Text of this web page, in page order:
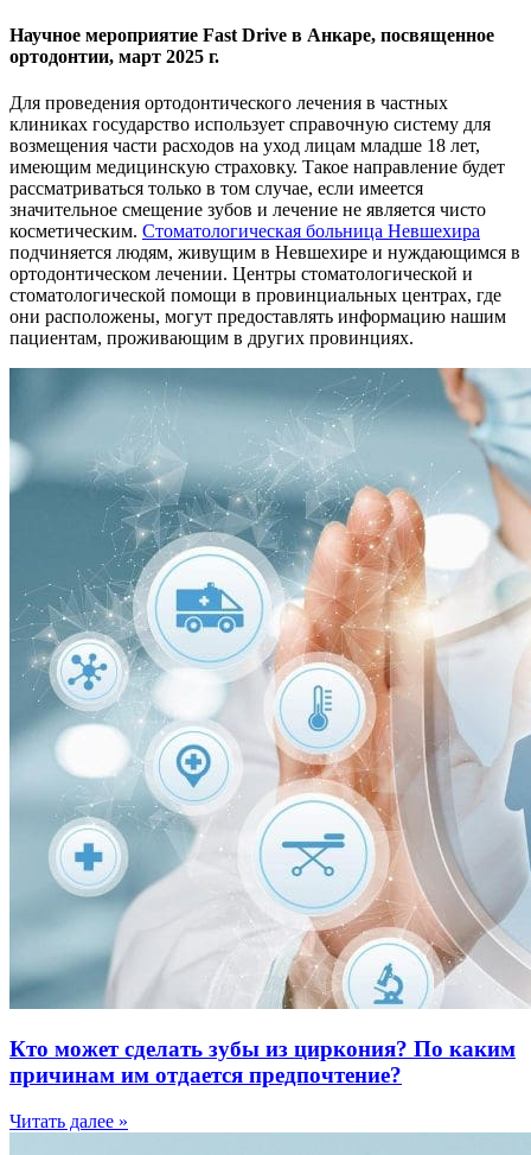
Научное мероприятие Fast Drive в Анкаре, посвященное
ортодонтии, март 2025 г.
Для проведения ортодонтического лечения в частных
клиниках государство использует справочную систему для
возмещения части расходов на уход лицам младше 18 лет,
имеющим медицинскую страховку. Такое направление будет
рассматриваться только в том случае, если имеется
значительное смещение зубов и лечение не является чисто
косметическим. Стоматологическая больница Невшехира
подчиняется людям, живущим в Невшехире и нуждающимся в
ортодонтическом лечении. Центры стоматологической и
стоматологической помощи в провинциальных центрах, где
они расположены, могут предоставлять информацию нашим
пациентам, проживающим в других провинциях.
Кто может сделать зубы из циркония? По каким
причинам им отдается предпочтение?
Читать далее »